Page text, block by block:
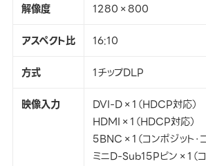
解像度
1280×800
アスペクト比
16:10
方式
1チップDLP
映像入力
DVI-D×1（HDCP対応）
HDMI×1（HDCP対応）
5BNC×1（コンポジット・
ミニD-Sub15Pピン×1（コ